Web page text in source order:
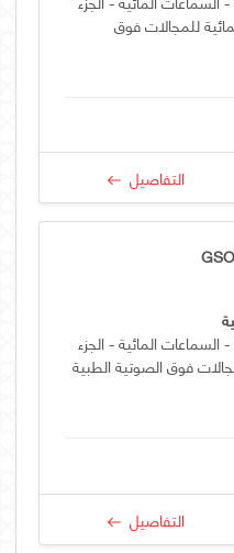
للمجالات فوق
التفاصيل
المائية - الجزء
التفاصيل